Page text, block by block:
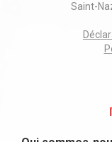
Saint-